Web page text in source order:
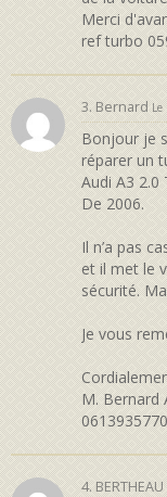
Merci
ref turbo
3. Bernard
Bonjour je
réparer un
Audi A3 2.0
De 2006.
Il n’a pas
et il met le
sécurité.
Je vous
M. Bernard
0613935770
4. BERTHEAU